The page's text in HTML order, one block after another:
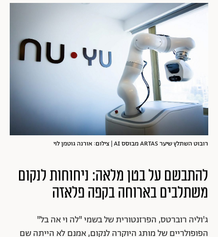
רובוט השתלץ שיער ARTAS מבוסס AI | צילום: אורנה גוטמן לוי
להתבשם על בטן מלאה: ניחוחות לנקום
משתלבים בארוחה בקפה פלאזה
ג'וליה רוברטס, הפרזנטורית של בשמי "לה וי אה בל"
הפופולריים של מותג היוקרה לנקום, אמנם לא הייתה שם